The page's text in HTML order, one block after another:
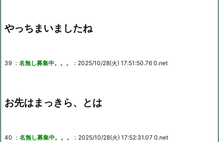
やっちまいましたね
39 ： 名無し募集中。。。 ：2025/10/28(火) 17:51:50.76 0.net
お先はまっきら、とは
40 ： 名無し募集中。。。 ：2025/10/28(火) 17:52:31.07 0.net